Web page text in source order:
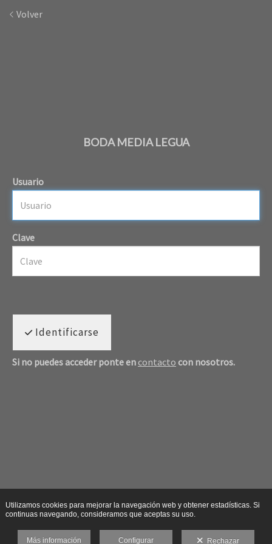
Volver
BODA MEDIA LEGUA
Usuario
Clave
Identificarse
Si no puedes acceder ponte en contacto con nosotros.
Utilizamos cookies para mejorar la navegación web y obtener estadísticas. Si
continuas navegando, consideramos que aceptas su uso.
Más información Configurar Rechazar